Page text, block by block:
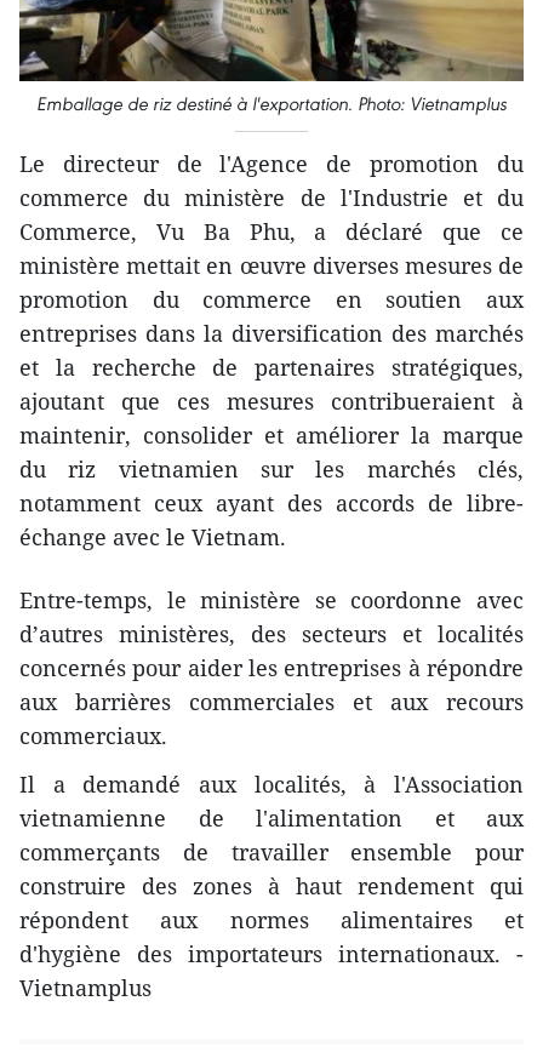
Emballage de riz destiné à l'exportation. Photo: Vietnamplus
Le directeur de l'Agence de promotion du
commerce du ministère de l'Industrie et du
Commerce, Vu Ba Phu, a déclaré que ce
ministère mettait en œuvre diverses mesures de
promotion du commerce en soutien aux
entreprises dans la diversification des marchés
et la recherche de partenaires stratégiques,
ajoutant que ces mesures contribueraient à
maintenir, consolider et améliorer la marque
du riz vietnamien sur les marchés clés,
notamment ceux ayant des accords de libre-
échange avec le Vietnam.
Entre-temps, le ministère se coordonne avec
d’autres ministères, des secteurs et localités
concernés pour aider les entreprises à répondre
aux barrières commerciales et aux recours
commerciaux.
Il a demandé aux localités, à l'Association
vietnamienne de l'alimentation et aux
commerçants de travailler ensemble pour
construire des zones à haut rendement qui
répondent aux normes alimentaires et
d'hygiène des importateurs internationaux. -
Vietnamplus